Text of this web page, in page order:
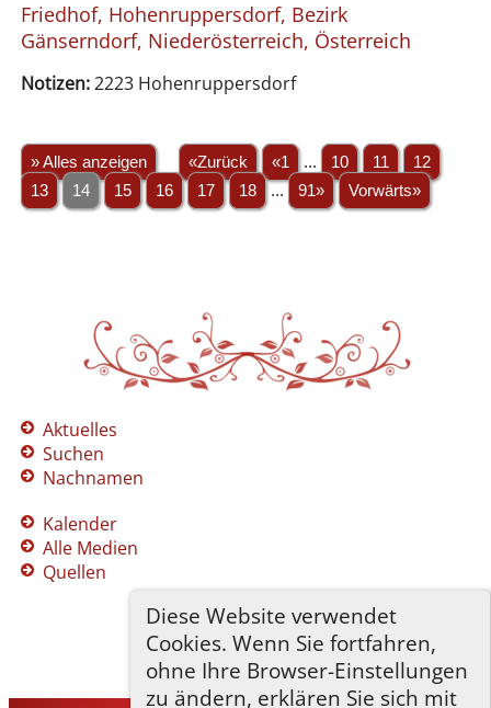
Diese Website verwendet
Cookies. Wenn Sie fortfahren,
ohne Ihre Browser-Einstellungen
zu ändern, erklären Sie sich mit
Friedhof, Hohenruppersdorf, Bezirk
Gänserndorf, Niederösterreich, Österreich
Notizen:2223 Hohenruppersdorf
» Alles anzeigen «Zurück «1 ... 10 11
12
13
14 15 16 17 18 ... 91» Vorwärts»
Aktuelles
Suchen
Nachnamen
Kalender
Alle Medien
Quellen